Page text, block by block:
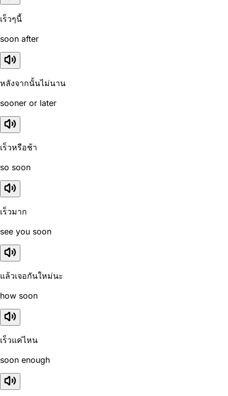
เร็วๆนี้
soon after
หลังจากนั้นไม่นาน
sooner or later
เร็วหรือช้า
so soon
เร็วมาก
see you soon
แล้วเจอกันใหม่นะ
how soon
เร็วแค่ไหน
soon enough